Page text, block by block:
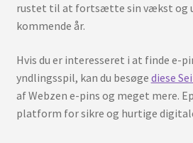
rustet til at fortsætte sin vækst og
kommende år.
Hvis du er interesseret i at finde e-
yndlingsspil, kan du besøge diese
af Webzen e-pins og meget mere.
platform for sikre og hurtige